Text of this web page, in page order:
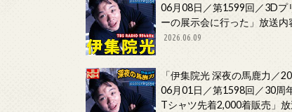
06月08日／第1599回／3Dプ
ーの展示会に行った」放送内
2026.06.09
「伊集院光 深夜の馬鹿力／
06月01日／第1598回／30周
Tシャツ先着2,000着販売」